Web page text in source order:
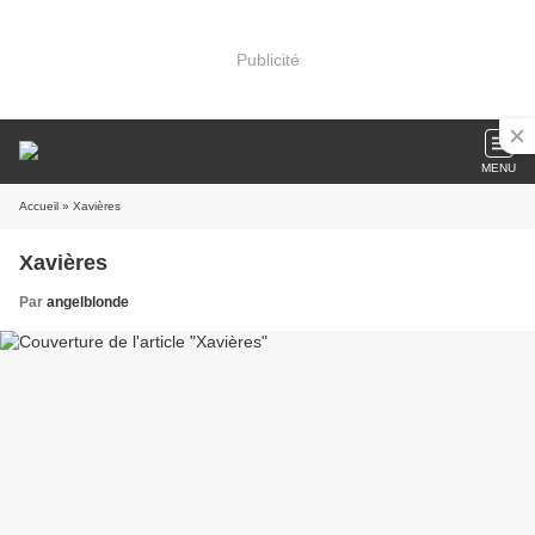
Publicité
MENU
Accueil » Xavières
Xavières
Par angelblonde